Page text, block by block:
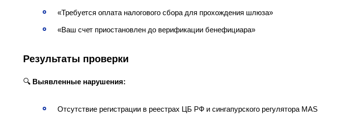
«Требуется оплата налогового сбора для прохождения шлюза»
«Ваш счет приостановлен до верификации бенефициара»
Результаты проверки
🔍 Выявленные нарушения:
Отсутствие регистрации в реестрах ЦБ РФ и сингапурского регулятора MAS